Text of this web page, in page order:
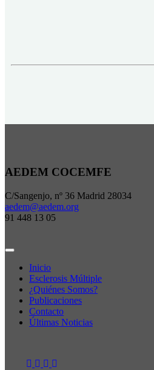
AEDEM COCEMFE
C/Sangenjo, nº 36 Madrid 28034
aedem@aedem.org
91 448 13 05
Inicio
Esclerosis Múltiple
¿Quiénes Somos?
Publicaciones
Contacto
Últimas Noticias